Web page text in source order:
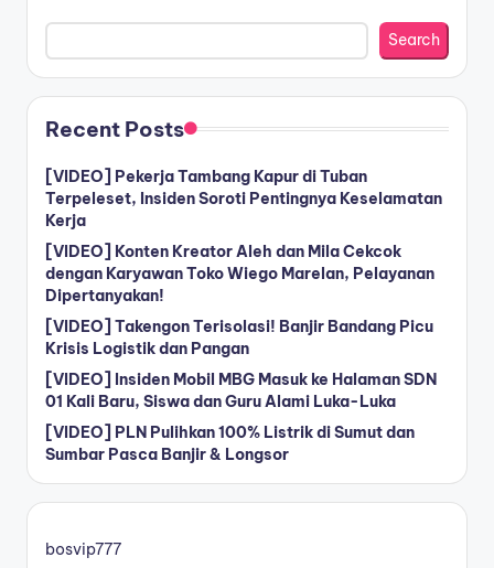
Search
Recent Posts
[VIDEO] Pekerja Tambang Kapur di Tuban
Terpeleset, Insiden Soroti Pentingnya Keselamatan
Kerja
[VIDEO] Konten Kreator Aleh dan Mila Cekcok
dengan Karyawan Toko Wiego Marelan, Pelayanan
Dipertanyakan!
[VIDEO] Takengon Terisolasi! Banjir Bandang Picu
Krisis Logistik dan Pangan
[VIDEO] Insiden Mobil MBG Masuk ke Halaman SDN
01 Kali Baru, Siswa dan Guru Alami Luka-Luka
[VIDEO] PLN Pulihkan 100% Listrik di Sumut dan
Sumbar Pasca Banjir & Longsor
bosvip777